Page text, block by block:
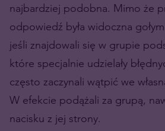
najbardziej podobna. Mimo że
odpowiedź była widoczna
jeśli znajdowali się w grupie
które specjalnie udzielały
często zaczynali wątpić we
W efekcie podążali za grupą,
nacisku z jej strony.